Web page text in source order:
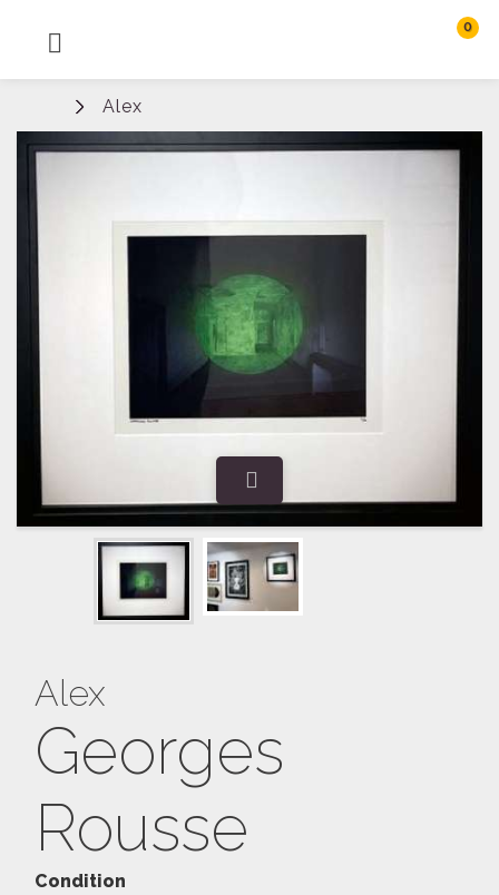
MENU
0
Alex
Alex
Georges
Rousse
Condition